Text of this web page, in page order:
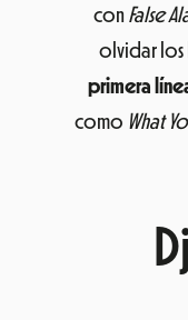
con False
olvidar los
primera
como What